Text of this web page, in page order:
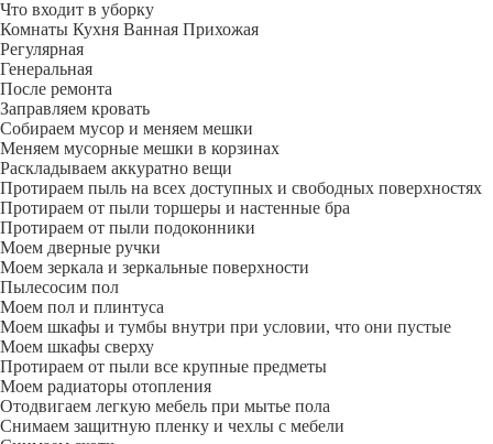
Что входит в уборку
Регу­лярная
Гене­ральная
После ремонта
Заправляем кровать
Собираем мусор и меняем мешки
Меняем мусорные мешки в корзинах
Раскладываем аккуратно вещи
Протираем пыль на всех доступных и свободных поверхностях
Протираем от пыли торшеры и настенные бра
Протираем от пыли подоконники
Моем дверные ручки
Моем зеркала и зеркальные поверхности
Пылесосим пол
Моем пол и плинтуса
Моем шкафы и тумбы внутри при условии, что они пустые
Моем шкафы сверху
Протираем от пыли все крупные предметы
Моем радиаторы отопления
Отодвигаем легкую мебель при мытье пола
Снимаем защитную пленку и чехлы с мебели